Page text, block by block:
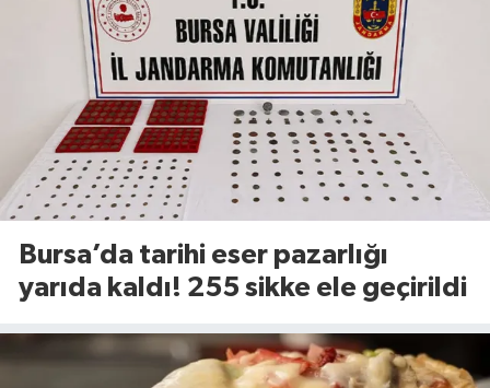
Bursa’da tarihi eser pazarlığı
yarıda kaldı! 255 sikke ele geçirildi